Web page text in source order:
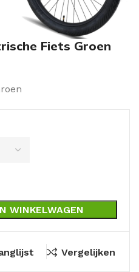
Fiets Groen
WINKELWAGEN
Vergelijken